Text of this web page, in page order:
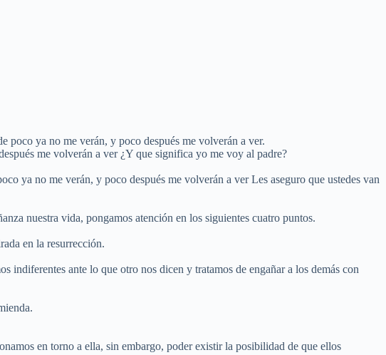
poco ya no me verán, y poco después me volverán a ver.
me volverán a ver ¿Y que significa yo me voy al padre?
ya no me verán, y poco después me volverán a ver Les aseguro que ustedes van
nuestra vida, pongamos atención en los siguientes cuatro puntos.
en la resurrección.
indiferentes ante lo que otro nos dicen y tratamos de engañar a los demás con
en torno a ella, sin embargo, poder existir la posibilidad de que ellos